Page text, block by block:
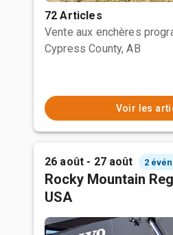
72 Articles
Vente aux enchères
Cypress County, AB
Voir les
26 août - 27 août 2
Rocky Mountain
USA